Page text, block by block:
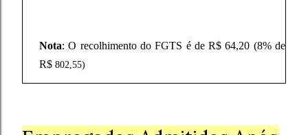
Nota: O recolhimento do FGTS é de R$ 64,20 (8% de
R$ 802,55)